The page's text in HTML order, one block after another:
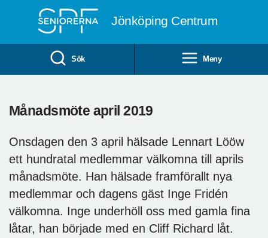
Jönköping Centrum
Sök Meny
Månadsmöte april 2019
Onsdagen den 3 april hälsade Lennart Lööw
ett hundratal medlemmar välkomna till aprils
månadsmöte. Han hälsade framförallt nya
medlemmar och dagens gäst Inge Fridén
välkomna. Inge underhöll oss med gamla fina
låtar, han började med en Cliff Richard låt.